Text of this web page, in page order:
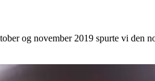
og november 2019 spurte vi den